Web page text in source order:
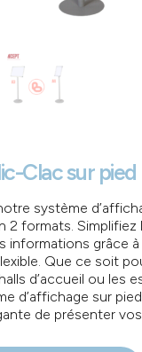
Clac sur pied
système
2 formats. Simplifiez
informations grâce
Que ce soit
d’accueil ou les
d’affichage sur
de présenter vos